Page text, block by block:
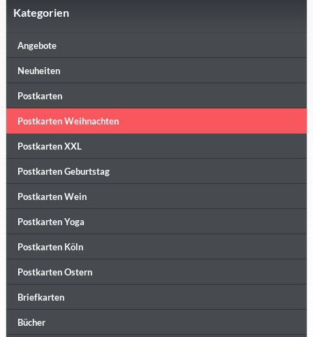
Kategorien
Angebote
Neuheiten
Postkarten
Postkarten Weihnachten
Postkarten XXL
Postkarten Geburtstag
Postkarten Wein
Postkarten Yoga
Postkarten Köln
Postkarten Ostern
Briefkarten
Bücher